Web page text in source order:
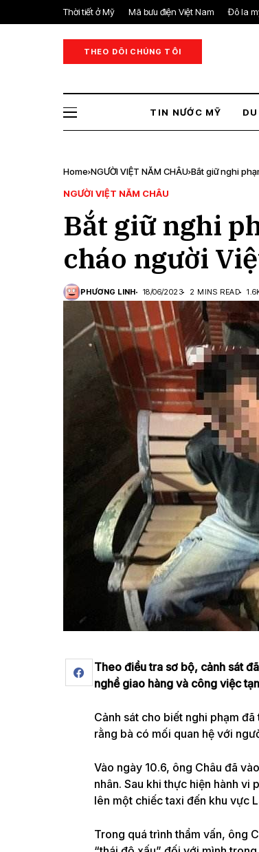
Thời tiết ở Mỹ Mã bưu điện Việt Nam Đô la
THEO DÕI CHÚNG TÔI
TIN NƯỚC MỸ
Home NGƯỜI VIỆT NĂM CHÂU Bắt giữ nghi
NGƯỜI VIỆT NĂM CHÂU
Bắt giữ nghi
cháo người
PHƯƠNG LINH 18/06/2023 2 MINS READ
Theo điều tra sơ bộ, cảnh sát
nghề giao hàng và công việc
Cảnh sát cho biết nghi phạm
rằng bà có mối quan hệ với
Vào ngày 10.6, ông Châu đã
nhân. Sau khi thực hiện hành
lên một chiếc taxi đến khu vực
Trong quá trình thẩm vấn, ông